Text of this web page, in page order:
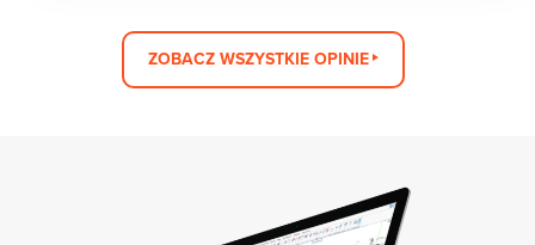
ZOBACZ WSZYSTKIE OPINIE